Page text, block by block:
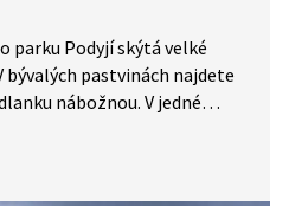
parku Podyjí skýtá velké
pastvinách najdete
nábožnou. V jedné